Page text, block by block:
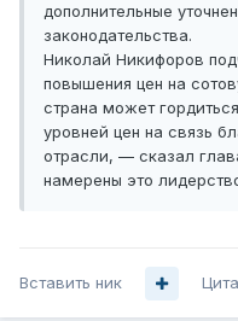
дополнительные
законодательства.
Николай Никифоров
повышения цен на
страна может
уровней цен на связь
отрасли, — сказал
намерены это
Вставить ник